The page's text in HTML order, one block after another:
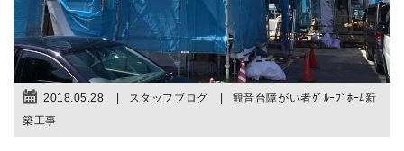
2018.05.28 スタッフブログ
観音台障がい者ｸﾞﾙｰﾌﾟﾎｰﾑ新
築工事